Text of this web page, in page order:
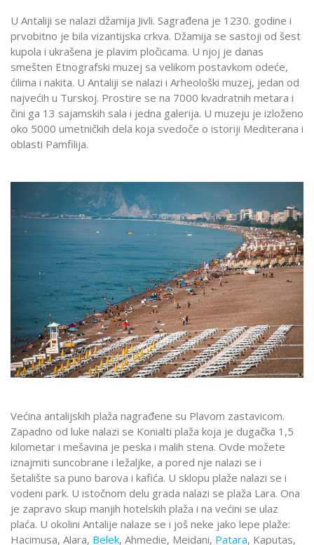
U Antaliji se nalazi džamija Jivli. Sagrađena je 1230. godine i
prvobitno je bila vizantijska crkva. Džamija se sastoji od šest
kupola i ukrašena je plavim pločicama. U njoj je danas
smešten Etnografski muzej sa velikom postavkom odeće,
ćilima i nakita. U Antaliji se nalazi i Arheološki muzej, jedan od
najvećih u Turskoj. Prostire se na 7000 kvadratnih metara i
čini ga 13 sajamskih sala i jedna galerija. U muzeju je izloženo
oko 5000 umetničkih dela koja svedoče o istoriji Mediterana i
oblasti Pamfilija.
Većina antalijskih plaža nagrađene su Plavom zastavicom.
Zapadno od luke nalazi se Konialti plaža koja je dugačka 1,5
kilometar i mešavina je peska i malih stena. Ovde možete
iznajmiti suncobrane i ležaljke, a pored nje nalazi se i
šetalište sa puno barova i kafića. U sklopu plaže nalazi se i
vodeni park. U istočnom delu grada nalazi se plaža Lara. Ona
je zapravo skup manjih hotelskih plaža i na većini se ulaz
plaća. U okolini Antalije nalaze se i još neke jako lepe plaže:
Hacimusa, Alara, Belek, Ahmedie, Meidani, Patara, Kaputas,